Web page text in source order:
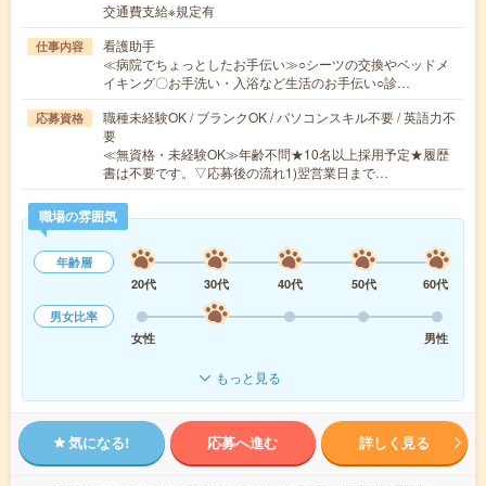
交通費支給※規定有
仕事内容
看護助手
≪病院でちょっとしたお手伝い≫○シーツの交換やベッドメ
イキング〇お手洗い・入浴など生活のお手伝い○診…
応募資格
職種未経験OK / ブランクOK / パソコンスキル不要 / 英語力不
要
≪無資格・未経験OK≫年齢不問★10名以上採用予定★履歴
書は不要です。▽応募後の流れ1)翌営業日まで…
職場の雰囲気
年齢層
20代
30代 40代 50代
60代
男女比率
女性
男性
もっと見る
気になる! 応募へ進む 詳しく見る